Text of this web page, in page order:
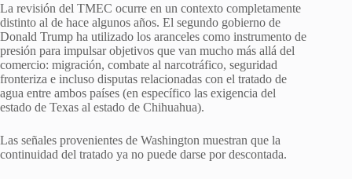
La revisión del TMEC ocurre en un contexto completamente
distinto al de hace algunos años. El segundo gobierno de
Donald Trump ha utilizado los aranceles como instrumento de
presión para impulsar objetivos que van mucho más allá del
comercio: migración, combate al narcotráfico, seguridad
fronteriza e incluso disputas relacionadas con el tratado de
agua entre ambos países (en específico las exigencia del
estado de Texas al estado de Chihuahua).
Las señales provenientes de Washington muestran que la
continuidad del tratado ya no puede darse por descontada.